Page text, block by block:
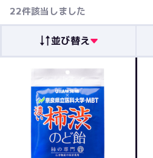
22件該当しました
並び替え
発売日順
レビュー評価順
人気順